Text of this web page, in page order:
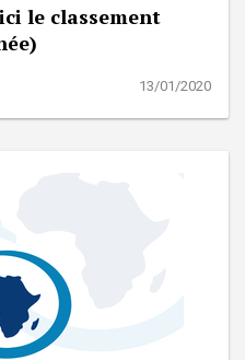
le classement
13/01/2020